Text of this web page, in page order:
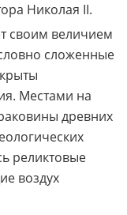
Николая II.
своим величием
сложенные
Местами на
древних
реликтовые
воздух